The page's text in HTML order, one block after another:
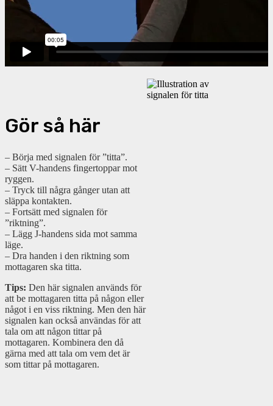
Gör så här
– Börja med signalen för ”titta”.
– Sätt V-handens fingertoppar mot
ryggen.
– Tryck till några gånger utan att
släppa kontakten.
– Fortsätt med signalen för
”riktning”.
– Lägg J-handens sida mot samma
läge.
– Dra handen i den riktning som
mottagaren ska titta.
Tips: Den här signalen används för
att be mottagaren titta på någon eller
något i en viss riktning. Men den här
signalen kan också användas för att
tala om att någon tittar på
mottagaren. Kombinera den då
gärna med att tala om vem det är
som tittar på mottagaren.